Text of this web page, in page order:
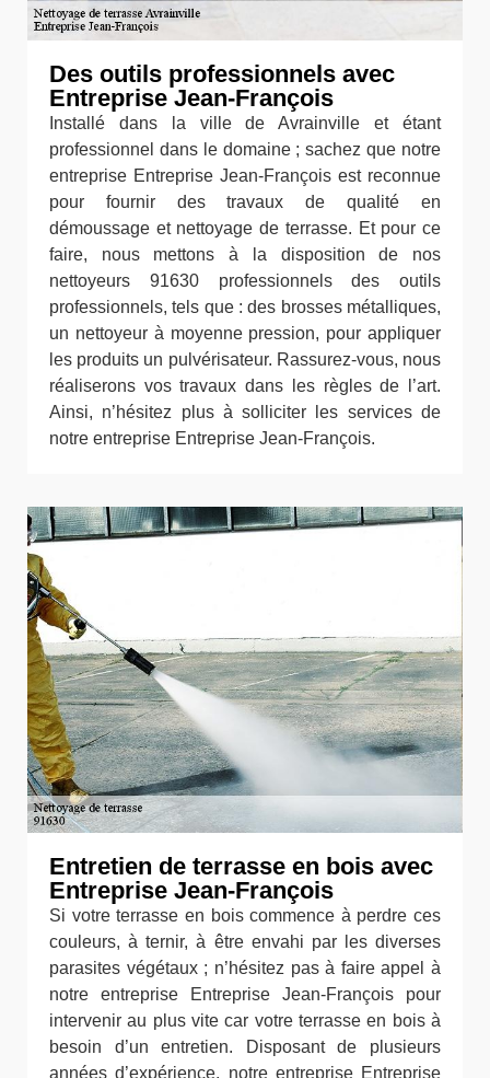
Des outils professionnels avec
Entreprise Jean-François
Installé dans la ville de Avrainville et étant
professionnel dans le domaine ; sachez que notre
entreprise Entreprise Jean-François est reconnue
pour fournir des travaux de qualité en
démoussage et nettoyage de terrasse. Et pour ce
faire, nous mettons à la disposition de nos
nettoyeurs 91630 professionnels des outils
professionnels, tels que : des brosses métalliques,
un nettoyeur à moyenne pression, pour appliquer
les produits un pulvérisateur. Rassurez-vous, nous
réaliserons vos travaux dans les règles de l’art.
Ainsi, n’hésitez plus à solliciter les services de
notre entreprise Entreprise Jean-François.
Entretien de terrasse en bois avec
Entreprise Jean-François
Si votre terrasse en bois commence à perdre ces
couleurs, à ternir, à être envahi par les diverses
parasites végétaux ; n’hésitez pas à faire appel à
notre entreprise Entreprise Jean-François pour
intervenir au plus vite car votre terrasse en bois à
besoin d’un entretien. Disposant de plusieurs
années d’expérience, notre entreprise Entreprise